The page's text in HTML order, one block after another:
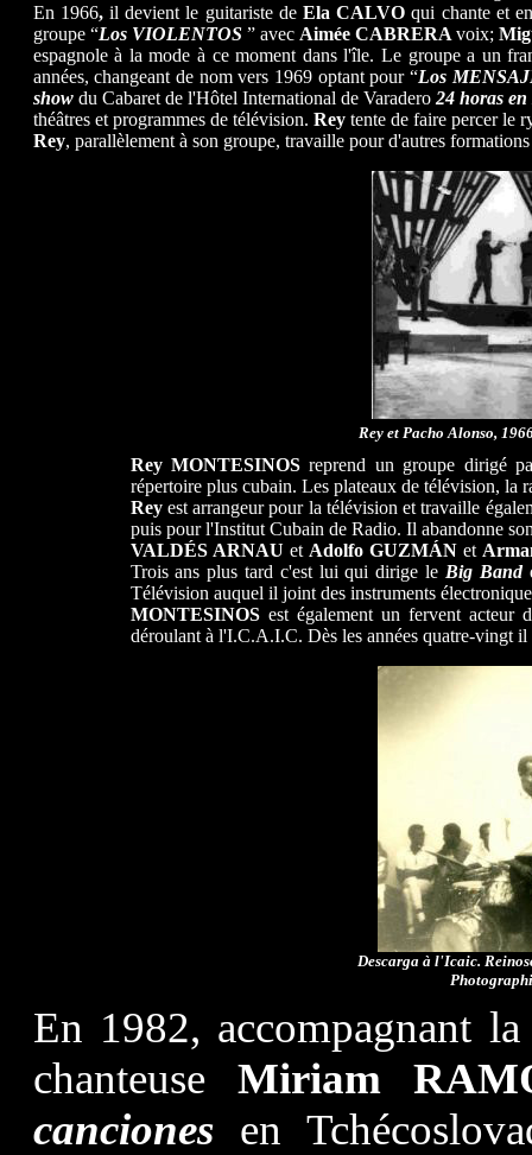
En 1966, il devient le guitariste de Ela CALVOqui chante et
groupe “Los VIOLENTOS ” avec Aimée CABRERA voix;
espagnole à la mode à ce moment dans l'île. Le groupe a un
années, changeant de nom vers 1969 optant pour “Los
show du Cabaret de l'Hôtel International de Varadero24 horas en
théâtres et programmes de télévision. Reytente de faire percer le
Rey, parallèlement à son groupe, travaille pour d'autres
Rey et Pacho Alonso,
Rey MONTESINOSreprend un groupe dirigé
répertoire plus cubain. Les plateaux de télévision, la
Rey est arrangeur pour la télévision et travaille
puis pour l'Institut Cubain de Radio. Il abandonne
VALDÉS ARNAU et Adolfo GUZMÁN et
Trois ans plus tard c'est lui qui dirige le Big Band
Télévision auquel il joint des instruments
MONTESINOSest également un fervent acteur
déroulant à l'I.C.A.I.C. Dès les années quatre-vingt
Descarga à l'Icaic.
En 1982, accompagnant
chanteuse Miriam
canciones en